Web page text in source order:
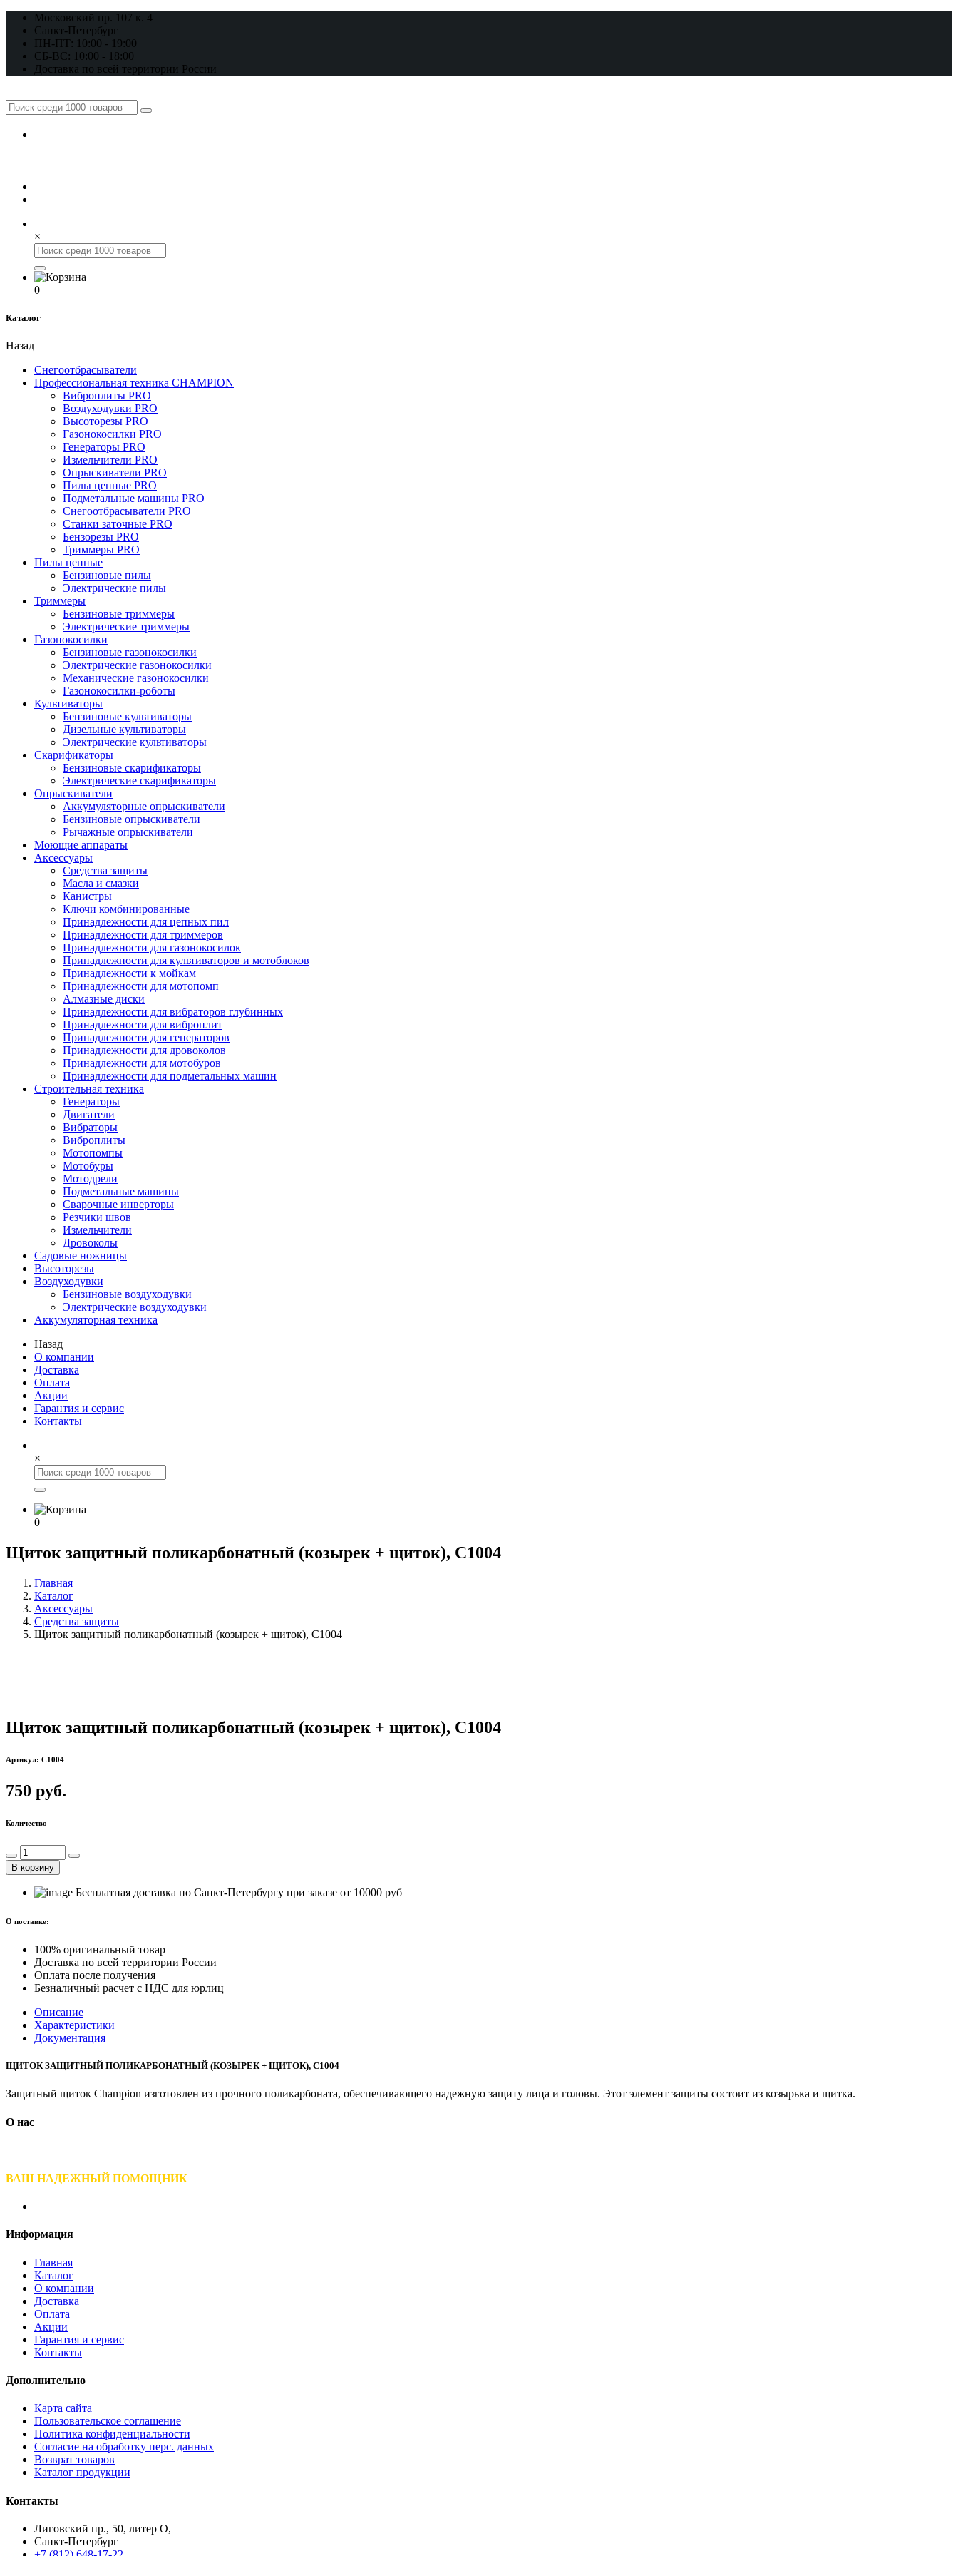
Московский пр. 107 к. 4
Санкт-Петербург
ПН-ПТ: 10:00 - 19:00
СБ-ВС: 10:00 - 18:00
Доставка по всей территории России
×
0
Каталог
Назад
Снегоотбрасыватели
Профессиональная техника CHAMPION
Виброплиты PRO
Воздуходувки PRO
Высоторезы PRO
Газонокосилки PRO
Генераторы PRO
Измельчители PRO
Опрыскиватели PRO
Пилы цепные PRO
Подметальные машины PRO
Снегоотбрасыватели PRO
Станки заточные PRO
Бензорезы PRO
Триммеры PRO
Пилы цепные
Бензиновые пилы
Электрические пилы
Триммеры
Бензиновые триммеры
Электрические триммеры
Газонокосилки
Бензиновые газонокосилки
Электрические газонокосилки
Механические газонокосилки
Газонокосилки-роботы
Культиваторы
Бензиновые культиваторы
Дизельные культиваторы
Электрические культиваторы
Скарификаторы
Бензиновые скарификаторы
Электрические скарификаторы
Опрыскиватели
Аккумуляторные опрыскиватели
Бензиновые опрыскиватели
Рычажные опрыскиватели
Моющие аппараты
Аксессуары
Средства защиты
Масла и смазки
Канистры
Ключи комбинированные
Принадлежности для цепных пил
Принадлежности для триммеров
Принадлежности для газонокосилок
Принадлежности для культиваторов и мотоблоков
Принадлежности к мойкам
Принадлежности для мотопомп
Алмазные диски
Принадлежности для вибраторов глубинных
Принадлежности для виброплит
Принадлежности для генераторов
Принадлежности для дровоколов
Принадлежности для мотобуров
Принадлежности для подметальных машин
Строительная техника
Генераторы
Двигатели
Вибраторы
Виброплиты
Мотопомпы
Мотобуры
Мотодрели
Подметальные машины
Сварочные инверторы
Резчики швов
Измельчители
Дровоколы
Садовые ножницы
Высоторезы
Воздуходувки
Бензиновые воздуходувки
Электрические воздуходувки
Аккумуляторная техника
Назад
О компании
Доставка
Оплата
Акции
Гарантия и сервис
Контакты
×
0
Щиток защитный поликарбонатный (козырек + щиток), С1004
Главная
Каталог
Аксессуары
Средства защиты
Щиток защитный поликарбонатный (козырек + щиток), С1004
Щиток защитный поликарбонатный (козырек + щиток), С1004
Артикул: C1004
750 руб.
Количество
В корзину
Бесплатная доставка по Санкт-Петербургу при заказе от 10000 руб
О поставке:
100% оригинальный товар
Доставка по всей территории России
Оплата после получения
Безналичный расчет с НДС для юрлиц
Описание
Характеристики
Документация
ЩИТОК ЗАЩИТНЫЙ ПОЛИКАРБОНАТНЫЙ (КОЗЫРЕК + ЩИТОК), С1004
Защитный щиток Champion изготовлен из прочного поликарбоната, обеспечивающего надежную защиту лица и головы. Этот элемент защиты состоит из козырька и щитка.
О нас
ВАШ НАДЕЖНЫЙ ПОМОЩНИК
Информация
Главная
Каталог
О компании
Доставка
Оплата
Акции
Гарантия и сервис
Контакты
Дополнительно
Карта сайта
Пользовательское соглашение
Политика конфиденциальности
Согласие на обработку перс. данных
Возврат товаров
Каталог продукции
Контакты
Лиговский пр., 50, литер О,
Санкт-Петербург